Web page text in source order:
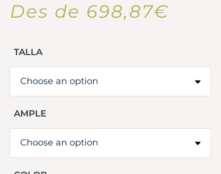
Des de 698,87€
TALLA
AMPLE